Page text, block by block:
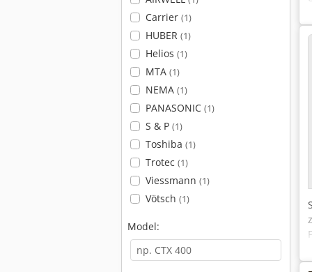
Carrier (1)
HUBER (1)
Helios (1)
MTA (1)
NEMA (1)
PANASONIC (1)
S & P (1)
Toshiba (1)
Trotec (1)
Viessmann (1)
Vötsch (1)
Model: